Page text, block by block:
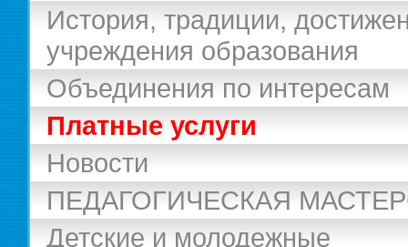
История, традиции,
учреждения образования
Объединения по интересам
Платные услуги
Новости
ПЕДАГОГИЧЕСКАЯ
Детские и молодежные